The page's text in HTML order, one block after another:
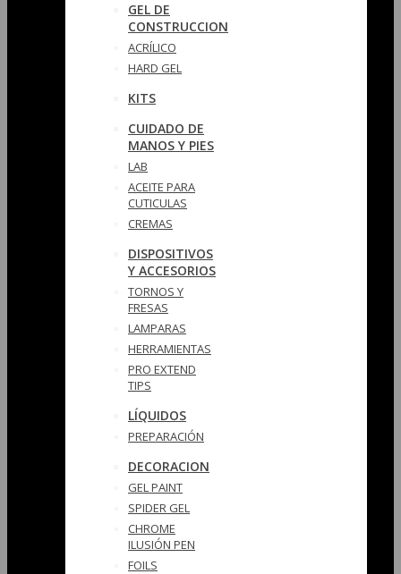
GEL DE
CONSTRUCCION
ACRÍLICO
HARD GEL
KITS
CUIDADO DE
MANOS Y PIES
LAB
ACEITE PARA
CUTICULAS
CREMAS
DISPOSITIVOS
Y ACCESORIOS
TORNOS Y
FRESAS
LAMPARAS
HERRAMIENTAS
PRO EXTEND
TIPS
LÍQUIDOS
PREPARACIÓN
DECORACION
GEL PAINT
SPIDER GEL
CHROME
ILUSIÓN PEN
FOILS